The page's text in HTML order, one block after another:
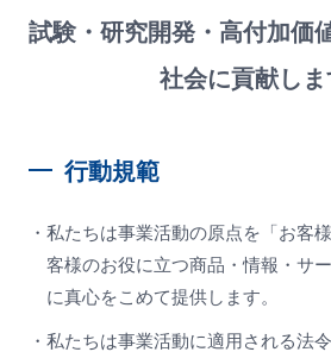
試験・研究開発・高付加価
社会に貢献しま
行動規範
・私たちは事業活動の原点を「お客
客様のお役に立つ商品・情報・サ
に真心をこめて提供します。
・私たちは事業活動に適用される法
プライバシーポリシー